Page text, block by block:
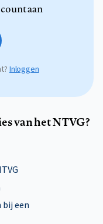
aan
Inloggen
van het NTVG?
bij een